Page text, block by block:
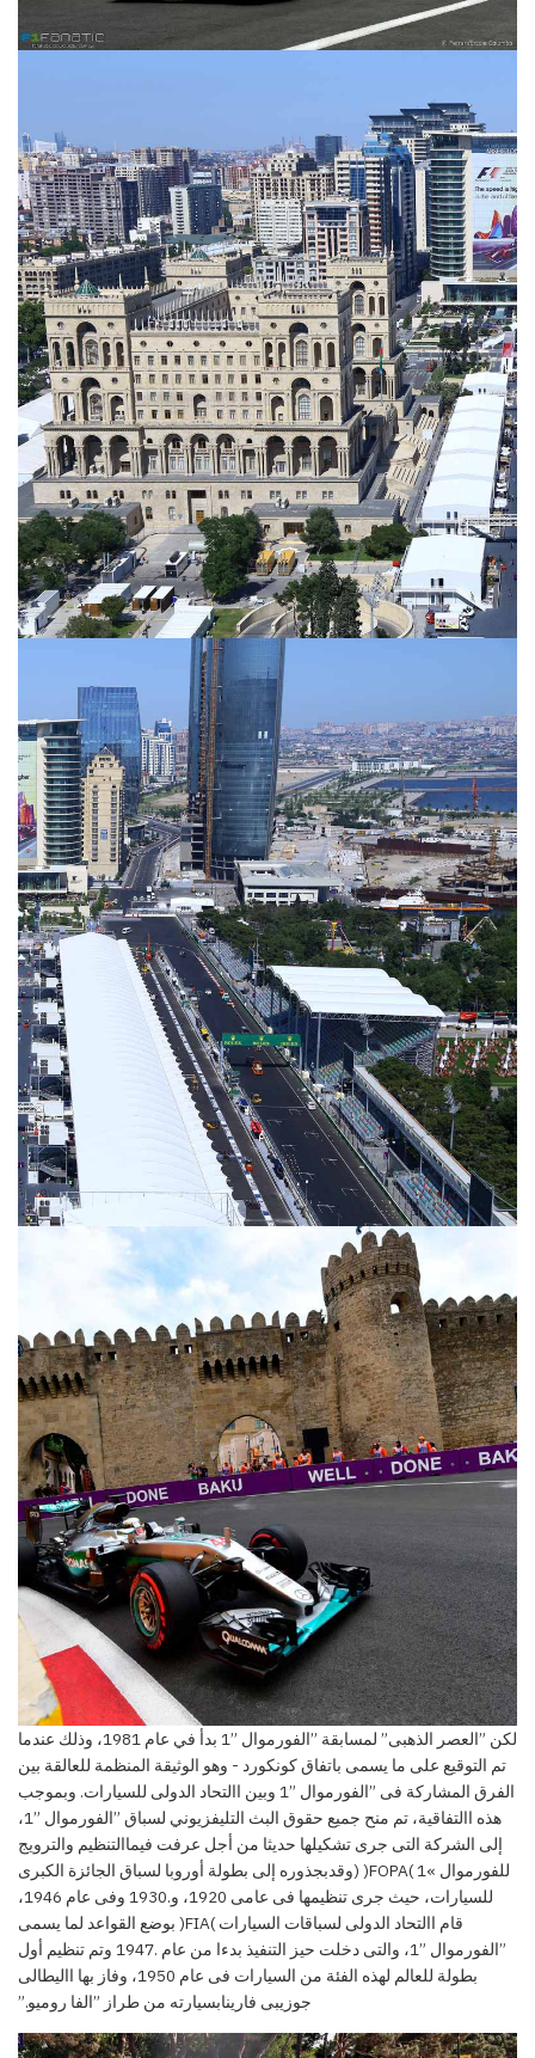
لكن ”العصر الذهبى” لمسابقة ”الفورموال ”1 بدأ في عام 1981، وذلك عندما
تم التوقيع على ما يسمى باتفاق كونكورد - وهو الوثيقة المنظمة للعالقة بين
الفرق المشاركة فى ”الفورموال ”1 وبين االتحاد الدولى للسيارات. وبموجب
هذه االتفاقية، تم منح جميع حقوق البث التليفزيوني لسباق ”الفورموال ”1،
إلى الشركة التى جرى تشكيلها حديثا من أجل عر فت فيماالتنظيم والترويج
للفورموال »1
)FOPA( (وقدبجذوره إلى بطولة أوروبا لسباق الجائزة الكبرى
للسيارات، حيث جرى تنظيمها فى عامى 1920، و.1930 وفى عام 1946،
قام االتحاد الدولى لسباقات السيارات)FIA( بوضع القواعد لما يسمى
”الفورموال ”1، والتى دخلت حيز التنفيذ بدءا من عام .1947 وتم تنظيم أول
بطولة للعالم لهذه
الفئة من السيارات فى عام 1950، وفاز بها االيطالى
جوزيبى فارينابسيارته من طراز ”الفا روميو.”